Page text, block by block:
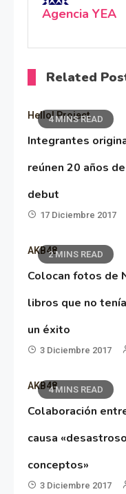
Agencia YEA
Related
4 MINS READ
Hello! Project
Integrantes
reúnen 20 años
debut
17 Diciembre 2017
2 MINS READ
AKB48
Colocan fotos de
libros que no
un éxito
3 Diciembre 2017
4 MINS READ
AKB48
Colaboración
causa
conceptos»
3 Diciembre 2017